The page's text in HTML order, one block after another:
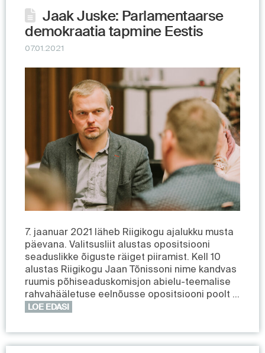
Jaak Juske: Parlamentaarse
demokraatia tapmine Eestis
07.01.2021
7. jaanuar 2021 läheb Riigikogu ajalukku musta
päevana. Valitsusliit alustas opositsiooni
seaduslikke õiguste räiget piiramist. Kell 10
alustas Riigikogu Jaan Tõnissoni nime kandvas
ruumis põhiseaduskomisjon abielu-teemalise
rahvahääletuse eelnõusse opositsiooni poolt …
LOE EDASI